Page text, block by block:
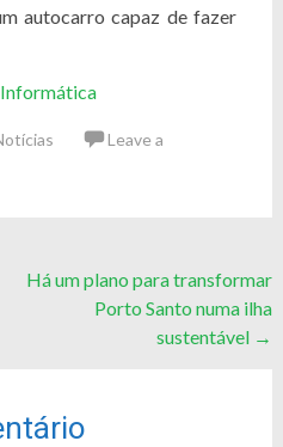
autocarro capaz de fazer
Informática
Leave a
Há um plano para transformar
Porto Santo numa ilha
sustentável →